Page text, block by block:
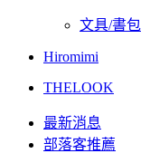
文具/書包
Hiromimi
THELOOK
最新消息
部落客推薦